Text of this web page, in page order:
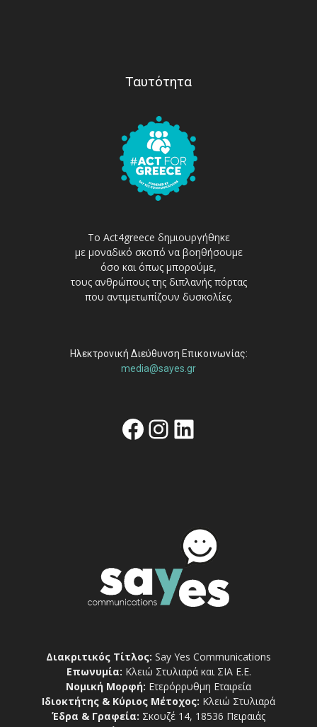
Ταυτότητα
Το Act4greece δημιουργήθηκε
με μοναδικό σκοπό να βοηθήσουμε
όσο και όπως μπορούμε,
τους ανθρώπους της διπλανής πόρτας
που αντιμετωπίζουν δυσκολίες.
Ηλεκτρονική Διεύθυνση Επικοινωνίας:
media@sayes.gr
Facebook
Instagram
Linkedin
Διακριτικός Τίτλος: Say Yes Communications
Επωνυμία: Κλειώ Στυλιαρά και ΣΙΑ Ε.Ε.
Νομική Μορφή: Ετερόρρυθμη Εταιρεία
Ιδιοκτήτης & Κύριος Μέτοχος: Κλειώ Στυλιαρά
Έδρα & Γραφεία: Σκουζέ 14, 18536 Πειραιάς